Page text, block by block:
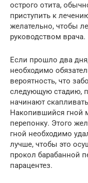
острого отита,
приступить к
желательно, чтобы
руководством врача.
Если прошло два
необходимо
вероятность, что
следующую стадию,
начинают
Накопившийся гной
перепонку. Этого
гной необходимо
лучше, чтобы это
прокол барабанной
парацентез.